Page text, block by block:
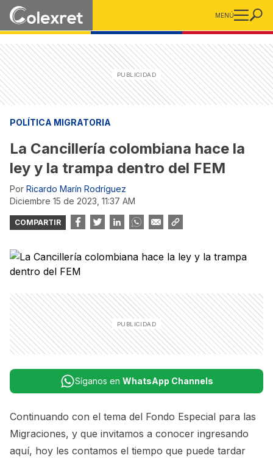
MENÚ
POLÍTICA MIGRATORIA
La Cancillería colombiana hace la
ley y la trampa dentro del FEM
Por Ricardo Marín Rodríguez
diciembre 15 de 2023, 11:37 AM
COMPARTIR
Síganos en WhatsApp Channels
Continuando con el tema del Fondo Especial para las
Migraciones, y que invitamos a conocer ingresando
aquí, hoy les contamos el tiempo que puede tardar